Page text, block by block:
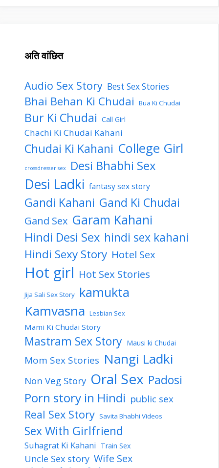
अति वांछित
Audio Sex Story Best Sex Stories
Bhai Behan Ki Chudai Bua Ki Chudai
Bur Ki Chudai Call Girl
Chachi Ki Chudai Kahani
Chudai Ki Kahani College Girl
crossdresser sex Desi Bhabhi Sex
Desi Ladki fantasy sex story
Gandi Kahani Gand Ki Chudai
Gand Sex Garam Kahani
Hindi Desi Sex hindi sex kahani
Hindi Sexy Story Hotel Sex
Hot girl Hot Sex Stories
Jija Sali Sex Story kamukta
Kamvasna Lesbian Sex
Mami Ki Chudai Story
Mastram Sex Story Mausi ki Chudai
Mom Sex Stories Nangi Ladki
Non Veg Story Oral Sex Padosi
Porn story in Hindi public sex
Real Sex Story Savita Bhabhi Videos
Sex With Girlfriend
Suhagrat Ki Kahani Train Sex
Uncle Sex story Wife Sex